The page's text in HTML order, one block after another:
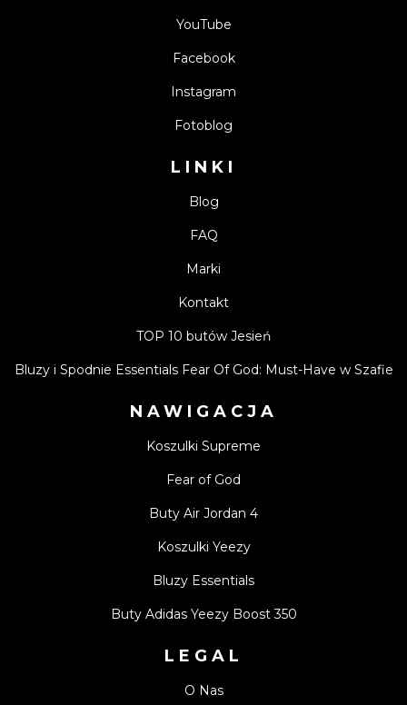
YouTube
Facebook
Instagram
Fotoblog
LINKI
Blog
FAQ
Marki
Kontakt
TOP 10 butów Jesień
Bluzy i Spodnie Essentials Fear Of God: Must-Have w Szafie
NAWIGACJA
Koszulki Supreme
Fear of God
Buty Air Jordan 4
Koszulki Yeezy
Bluzy Essentials
Buty Adidas Yeezy Boost 350
LEGAL
O Nas